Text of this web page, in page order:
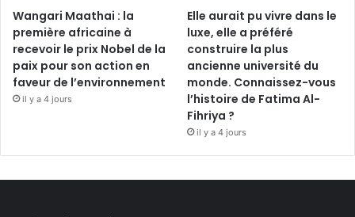
Wangari Maathai : la
première africaine à
recevoir le prix Nobel de la
paix pour son action en
faveur de l’environnement
il y a 4 jours
Elle aurait pu vivre dans le
luxe, elle a préféré
construire la plus
ancienne université du
monde. Connaissez-vous
l’histoire de Fatima Al-
Fihriya ?
il y a 4 jours